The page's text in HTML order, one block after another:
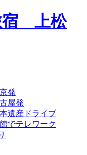
発
屋発
遺産ドライブ
でテレワーク